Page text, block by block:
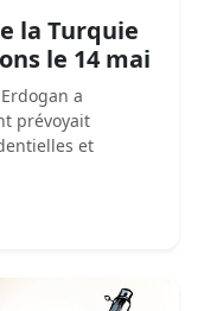
la Turquie
le 14 mai
a
prévoyait
et